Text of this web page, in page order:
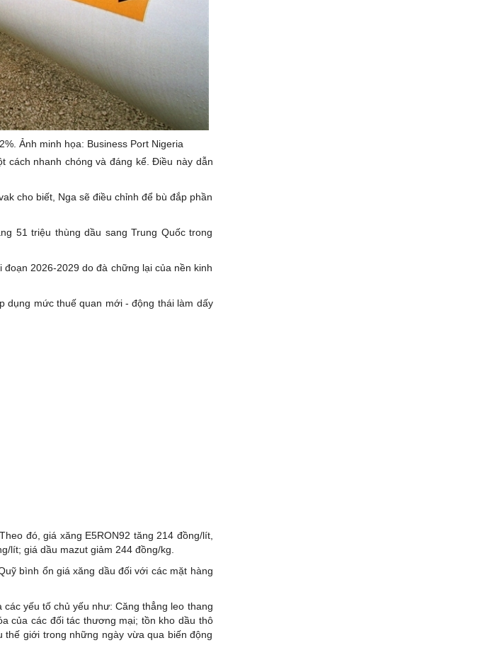
Ảnh minh họa: Business Port Nigeria
cách nhanh chóng và đáng kể. Điều này dẫn
cho biết, Nga sẽ điều chỉnh để bù đắp phần
51 triệu thùng dầu sang Trung Quốc trong
2026-2029 do đà chững lại của nền kinh
dụng mức thuế quan mới - động thái làm dấy
đó, giá xăng E5RON92 tăng 214 đồng/lít,
lít; giá dầu mazut giảm 244 đồng/kg.
bình ổn giá xăng dầu đối với các mặt hàng
yếu tố chủ yếu như: Căng thẳng leo thang
của các đối tác thương mại; tồn kho dầu thô
giới trong những ngày vừa qua biến động